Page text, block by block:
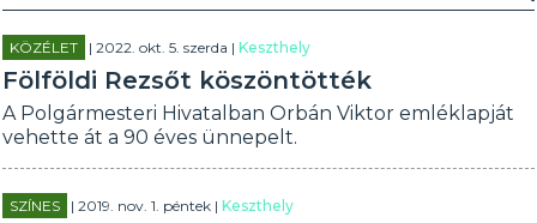
KÖZÉLET | 2022. okt. 5. szerda |Keszthely
Fölföldi Rezsőt köszöntötték
A Polgármesteri Hivatalban Orbán Viktor emléklapját
vehette át a 90 éves ünnepelt.
SZÍNES | 2019. nov. 1. péntek |Keszthely